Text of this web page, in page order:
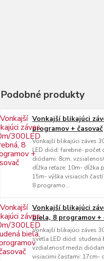
Podobné produkty
Vonkajší blikajúci
programov + časovač
Vonkajší blikajúci záves
LED diód: farebné-
diódami: 8cm,
dĺžka reťaze: 10m- dĺžka
15m- výška visiacich
8 programo...
Vonkajší blikajúci
biela, 8 programov +
Vonkajší blikajúci záves
svetla LED diód:
vzdialenosť medzi
visiacimi časťami: 17cm-